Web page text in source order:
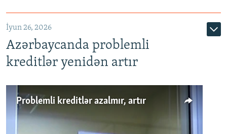
720p 1080p
İyun 26, 2026
Azərbaycanda problemli
kreditlər yenidən artır
Problemli kreditlər azalmır, artır